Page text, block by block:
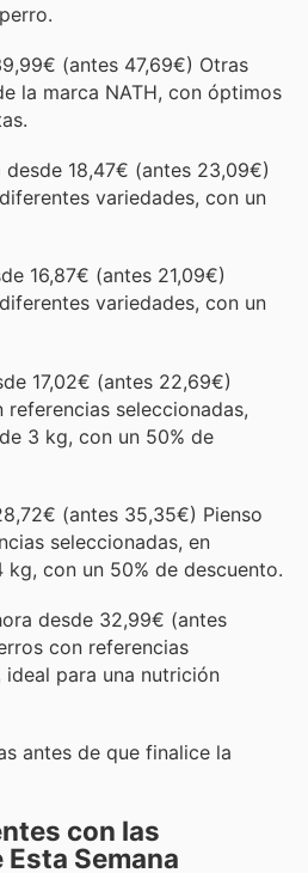
(antes 47,69€) Otras
la marca NATH, con óptimos
desde 18,47€ (antes 23,09€)
variedades, con un
16,87€ (antes 21,09€)
variedades, con un
17,02€ (antes 22,69€)
seleccionadas,
3 kg, con un 50% de
(antes 35,35€) Pienso
seleccionadas, en
con un 50% de descuento.
desde 32,99€ (antes
con referencias
para una nutrición
antes de que finalice la
con las
Semana